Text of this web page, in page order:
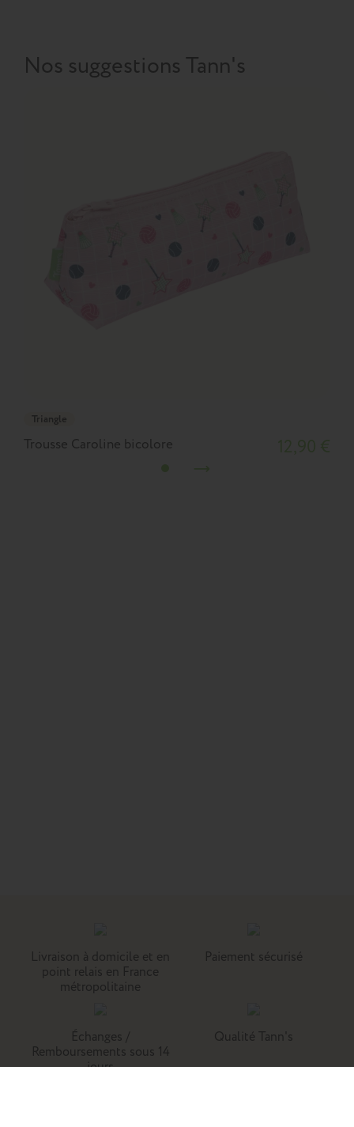
Nos suggestions Tann's
Triangle
Trousse Caroline bicolore
Livraison à domicile et en
point relais en France
métropolitaine
Paiement sécurisé
Échanges /
Remboursements sous 14
jours
Qualité Tann's